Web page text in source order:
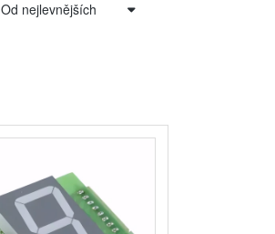
Od nejlevnějších